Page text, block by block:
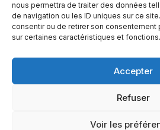
nous permettra de traiter des données
de navigation ou les ID uniques sur ce
consentir ou de retirer son
sur certaines caractéristiques et fonctions.
Accepter
Refuser
Voir les
© Copyright 2026 – Altomédia Inc |
Ce site internet a été conçu et